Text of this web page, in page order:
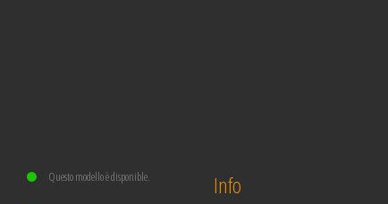
Questo modello è disponible. Info